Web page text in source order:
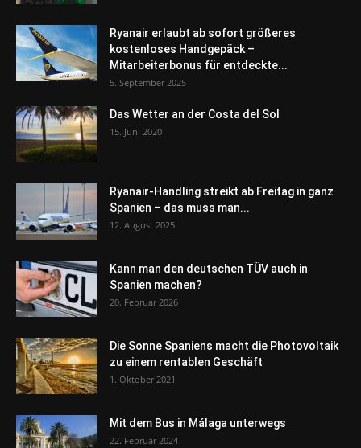
Ryanair erlaubt ab sofort größeres
kostenloses Handgepäck –
Mitarbeiterbonus für entdeckte...
5. September 2025
Das Wetter an der Costa del Sol
15. Juni 2020
Ryanair-Handling streikt ab Freitag in ganz
Spanien – das muss man...
12. August 2025
Kann man den deutschen TÜV auch in
Spanien machen?
20. Februar 2026
Die Sonne Spaniens macht die Photovoltaik
zu einem rentablen Geschäft
1. Oktober 2021
Mit dem Bus in Málaga unterwegs
22. Februar 2024